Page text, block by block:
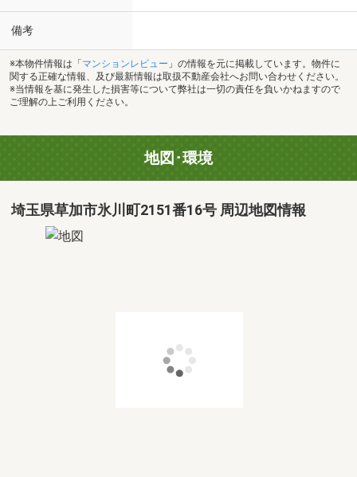
備考
※本物件情報は「 マンションレビュー 」の情報を元に掲載しています。物件に
関する正確な情報、及び最新情報は取扱不動産会社へお問い合わせください。
※当情報を基に発生した損害等について弊社は一切の責任を負いかねますので
ご理解の上ご利用ください。
地図･環境
埼玉県草加市氷川町2151番16号 周辺地図情報